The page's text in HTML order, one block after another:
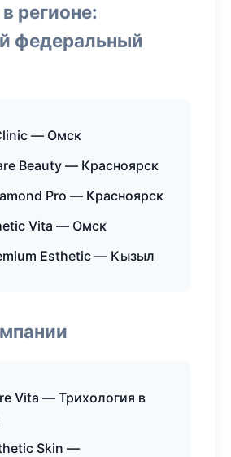
регионе:
федеральный
— Омск
Beauty — Красноярск
Pro — Красноярск
Vita — Омск
Esthetic — Кызыл
Vita — Трихология в
Skin —